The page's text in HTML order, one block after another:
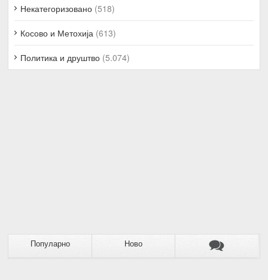
Некатегоризовано (518)
Косово и Метохија (613)
Политика и друштво (5.074)
Популарно Ново